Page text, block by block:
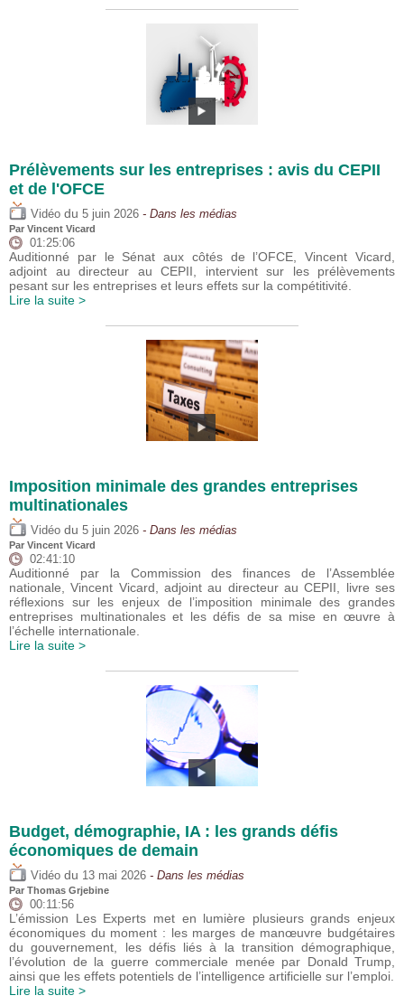
Prélèvements sur les entreprises : avis du CEPII
et de l'OFCE
Vidéo du 5 juin 2026 - Dans les médias
Par Vincent Vicard
01:25:06
Auditionné par le Sénat aux côtés de l’OFCE, Vincent Vicard,
adjoint au directeur au CEPII, intervient sur les prélèvements
pesant sur les entreprises et leurs effets sur la compétitivité.
Lire la suite >
Imposition minimale des grandes entreprises
multinationales
Vidéo du 5 juin 2026 - Dans les médias
Par Vincent Vicard
02:41:10
Auditionné par la Commission des finances de l’Assemblée
nationale, Vincent Vicard, adjoint au directeur au CEPII, livre ses
réflexions sur les enjeux de l’imposition minimale des grandes
entreprises multinationales et les défis de sa mise en œuvre à
l’échelle internationale.
Lire la suite >
Budget, démographie, IA : les grands défis
économiques de demain
Vidéo du 13 mai 2026 - Dans les médias
Par Thomas Grjebine
00:11:56
L’émission Les Experts met en lumière plusieurs grands enjeux
économiques du moment : les marges de manœuvre budgétaires
du gouvernement, les défis liés à la transition démographique,
l’évolution de la guerre commerciale menée par Donald Trump,
ainsi que les effets potentiels de l’intelligence artificielle sur l’emploi.
Lire la suite >